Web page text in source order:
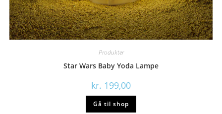
Produkter
Star Wars Baby Yoda Lampe
kr. 199,00
Gå til shop